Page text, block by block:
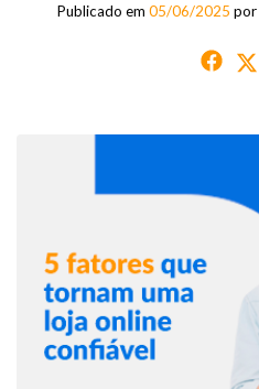
Publicado em 05/06/2025 por